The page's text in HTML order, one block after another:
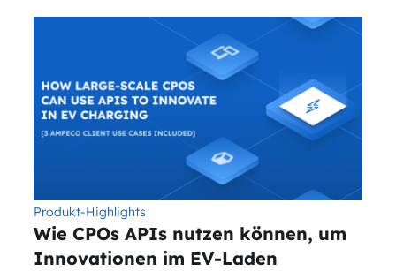
Produkt-Highlights
Wie CPOs APIs nutzen können, um
Innovationen im EV-Laden